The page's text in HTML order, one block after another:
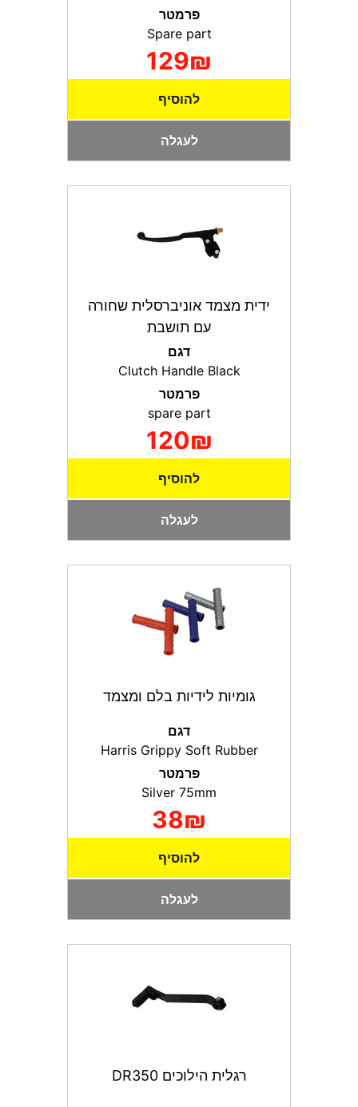
פרמטר
129₪
להוסיף
לעגלה
ידית מצמד אוניברסלית שחורה
עם תושבת
דגם
Clutch Handle Black
פרמטר
120₪
להוסיף
לעגלה
גומיות לידיות בלם ומצמד
דגם
Harris Grippy Soft Rubber
פרמטר
38₪
להוסיף
לעגלה
רגלית הילוכים DR350